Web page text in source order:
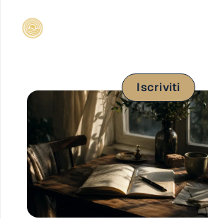
Iscriviti